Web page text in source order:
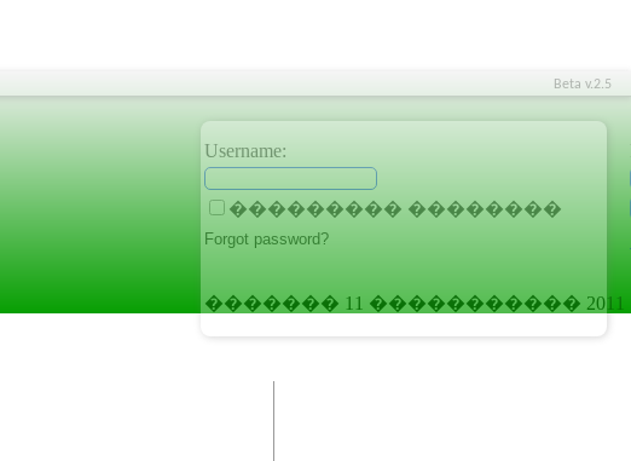
Beta v.2.5
Username:
��������� ��������
������� 11 ����������� 2011